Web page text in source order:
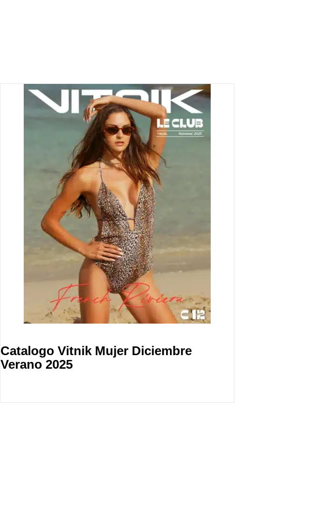
Catalogo Vitnik Mujer Diciembre
Verano 2025